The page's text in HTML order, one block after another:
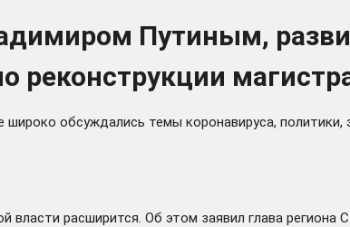
Путиным,
реконструкции
обсуждались темы коронавируса,
власти расширится . Об этом заявил глава региона